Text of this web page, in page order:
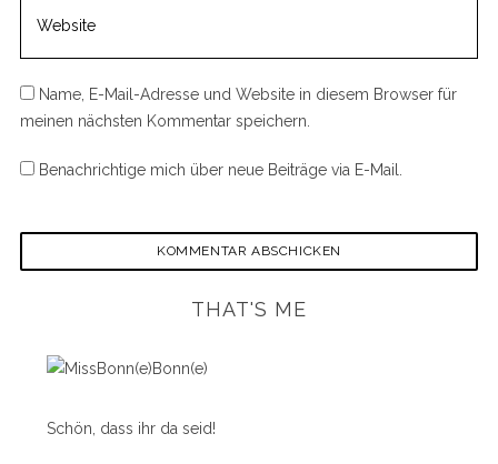
Name, E-Mail-Adresse und Website in diesem Browser für
meinen nächsten Kommentar speichern.
Benachrichtige mich über neue Beiträge via E-Mail.
THAT'S ME
Schön, dass ihr da seid!